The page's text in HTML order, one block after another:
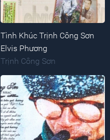
Tình Khúc Trịnh Công Sơn
Elvis Phương
Trịnh Công Sơn